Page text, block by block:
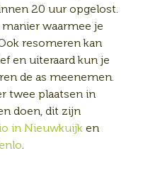
20 uur opgelost.
waarmee je
resomeren kan
en uiteraard kun je
de as meenemen.
twee plaatsen in
doen, dit zijn
in Nieuwkuijken
.